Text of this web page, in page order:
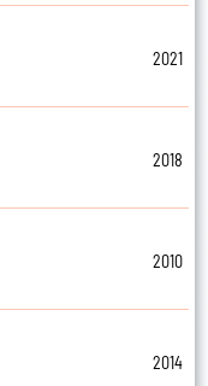
2021
2018
2010
2014